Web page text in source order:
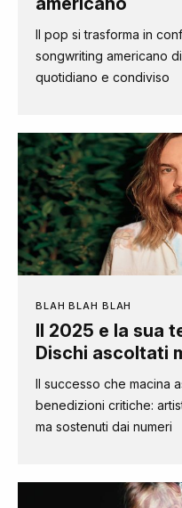
Il pop si trasforma in
songwriting americano
quotidiano e condiviso
BLAH BLAH BLAH
Il 2025 e la sua
Dischi ascoltati
Il successo che macina
benedizioni critiche:
ma sostenuti dai numeri